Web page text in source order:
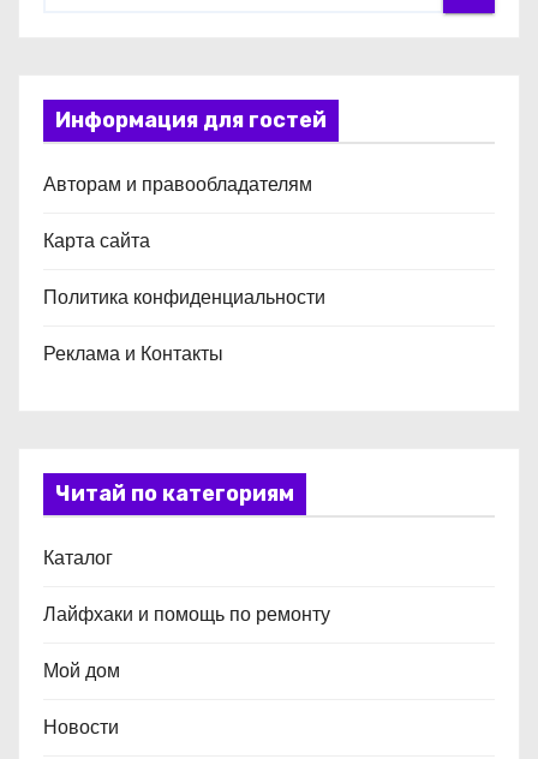
Информация для гостей
Авторам и правообладателям
Карта сайта
Политика конфиденциальности
Реклама и Контакты
Читай по категориям
Каталог
Лайфхаки и помощь по ремонту
Мой дом
Новости